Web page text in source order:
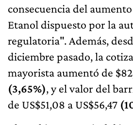
consecuencia del
Etanol dispuesto por la
regulatoria". Además,
diciembre pasado, la
mayorista aumentó de
(3,65%), y el valor del
de US$51,08 a US$56,47